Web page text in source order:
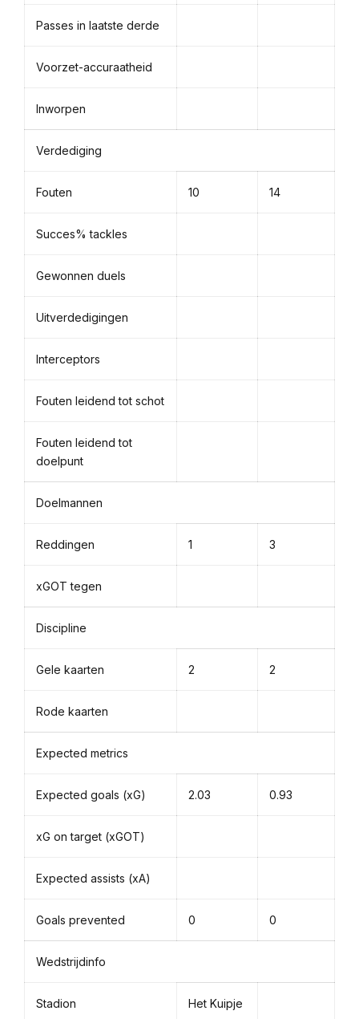
Passes in laatste derde
Voorzet-accuraatheid
Inworpen
Verdediging
Fouten 10 14
Succes% tackles
Gewonnen duels
Uitverdedigingen
Interceptors
Fouten leidend tot schot
Fouten leidend tot
doelpunt
Doelmannen
Reddingen 1 3
xGOT tegen
Discipline
Gele kaarten 2 2
Rode kaarten
Expected metrics
Expected goals (xG) 2.03 0.93
xG on target (xGOT)
Expected assists (xA)
Goals prevented 0 0
Wedstrijdinfo
Stadion Het Kuipje